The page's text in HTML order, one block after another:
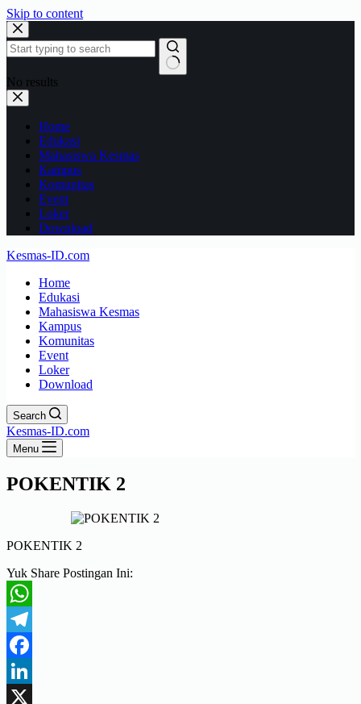
Skip to content
No results
Home
Edukasi
Mahasiswa Kesmas
Kampus
Komunitas
Event
Loker
Download
Kesmas-ID.com
Home
Edukasi
Mahasiswa Kesmas
Kampus
Komunitas
Event
Loker
Download
Search
Kesmas-ID.com
Menu
POKENTIK 2
POKENTIK 2
Yuk Share Postingan Ini:
WhatsApp
Telegram
Facebook
LinkedIn